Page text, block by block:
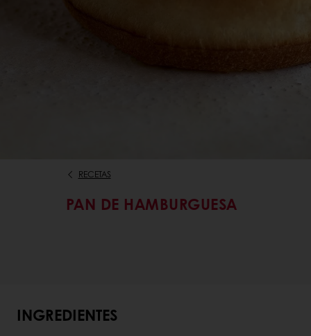
RECETAS
PAN DE HAMBURGUESA
INGREDIENTES